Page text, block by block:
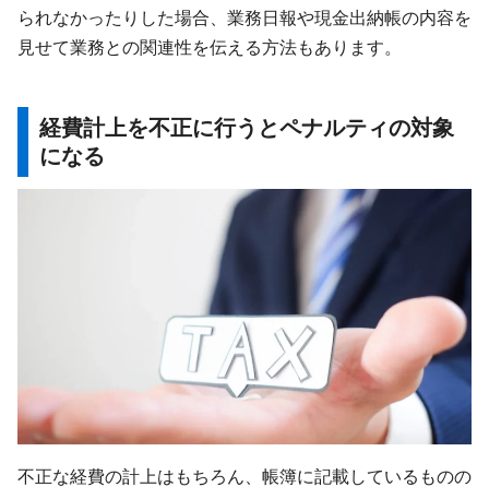
られなかったりした場合、業務日報や現金出納帳の内容を
見せて業務との関連性を伝える方法もあります。
経費計上を不正に行うとペナルティの対象
になる
不正な経費の計上はもちろん、帳簿に記載しているものの